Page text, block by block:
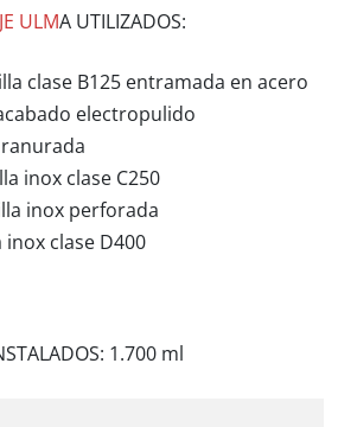
ULMA UTILIZADOS:
clase B125 entramada en acero
electropulido
inox clase C250
inox perforada
inox clase D400
1.700 ml